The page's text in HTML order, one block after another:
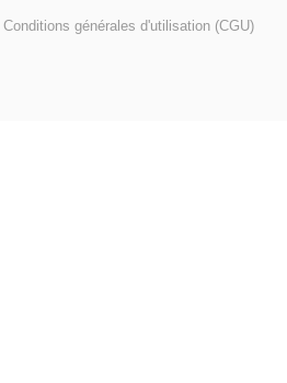
Conditions générales d'utilisation (CGU)